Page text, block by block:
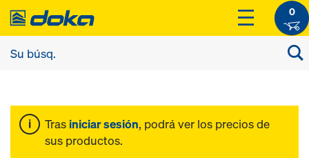
0
Tras iniciar sesión, podrá ver los precios de
sus productos.